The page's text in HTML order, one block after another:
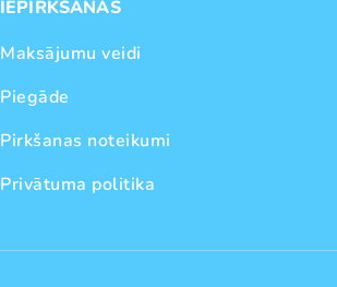
IEPIRKŠANĀS
Maksājumu veidi
Piegāde
Pirkšanas noteikumi
Privātuma politika